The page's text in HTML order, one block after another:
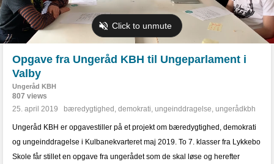
Opgave fra Ungeråd KBH til Ungeparlament i
Valby
Ungeråd KBH
807 views
25. april 2019
bæredygtighed , demokrati, ungeinddragelse, ungerådkbh
Ungeråd KBH er opgavestiller på et projekt om bæredygtighed, demokrati
og ungeinddragelse i Kulbanekvarteret maj 2019. To 7. klasser fra Lykkebo
Skole får stillet en opgave fra ungerådet som de skal løse og herefter